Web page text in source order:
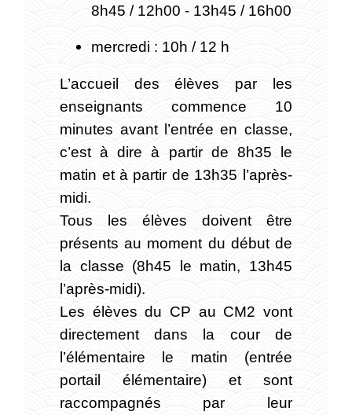
8h45 / 12h00 - 13h45 / 16h00
mercredi : 10h / 12 h
L’accueil des élèves par les
enseignants commence 10
minutes avant l’entrée en classe,
c’est à dire à partir de 8h35 le
matin et à partir de 13h35 l’après-
midi.
Tous les élèves doivent être
présents au moment du début de
la classe (8h45 le matin, 13h45
l’après-midi).
Les élèves du CP au CM2 vont
directement dans la cour de
l’élémentaire le matin (entrée
portail élémentaire) et sont
raccompagnés par leur